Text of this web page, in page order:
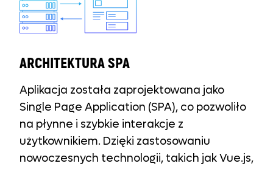
ARCHITEKTURA SPA
Aplikacja została zaprojektowana jako
Single Page Application (SPA), co pozwoliło
na płynne i szybkie interakcje z
użytkownikiem. Dzięki zastosowaniu
nowoczesnych technologii, takich jak Vue.js,